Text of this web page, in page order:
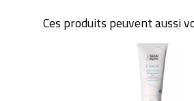
Ces produits peuvent aussi